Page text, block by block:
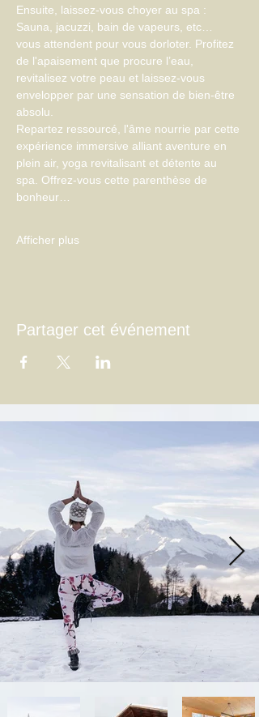
Ensuite, laissez-vous choyer au spa :
Sauna, jacuzzi, bain de vapeurs, etc…
vous attendent pour vous dorloter. Profitez
de l'apaisement que procure l’eau,
revitalisez votre peau et laissez-vous
envelopper par une sensation de bien-être
absolu.
Repartez ressourcé, l'âme nourrie par cette
expérience immersive alliant aventure en
plein air, yoga revitalisant et détente au
spa. Offrez-vous cette parenthèse de
bonheur…
Afficher plus
Partager cet événement